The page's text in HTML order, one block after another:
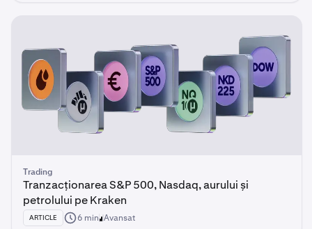
Trading
Tranzacționarea S&P 500, Nasdaq, aurului și
petrolului pe Kraken
ARTICLE 6 min Avansat